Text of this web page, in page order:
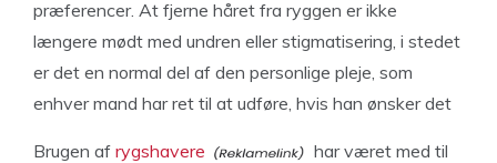
præferencer. At fjerne håret fra ryggen er ikke
længere mødt med undren eller stigmatisering, i stedet
er det en normal del af den personlige pleje, som
enhver mand har ret til at udføre, hvis han ønsker det
Brugen af rygshavere
har været med til